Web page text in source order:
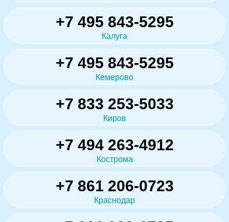
+7 495 843-5295
Калуга
+7 495 843-5295
Кемерово
+7 833 253-5033
Киров
+7 494 263-4912
Кострома
+7 861 206-0723
Краснодар